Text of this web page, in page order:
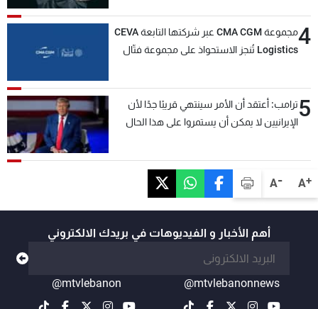
A+
A-
4
مجموعة CMA CGM عبر شركتها التابعة CEVA
Logistics تُنجز الاستحواذ على مجموعة فتّال
5ترامب: أعتقد أن الأمر سينتهي قريبًا جدًا لأن
الإيرانيين لا يمكن أن يستمروا على هذا الحال
أهم الأخبار و الفيديوهات في بريدك الالكتروني
@mtvlebanonnews
@mtvlebanon